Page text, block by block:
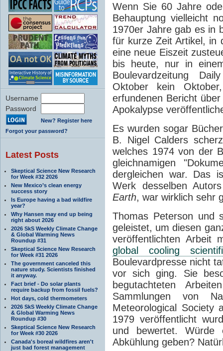
Username
Password
New? Register here
Forgot your password?
Latest Posts
Skeptical Science New Research
for Week #32 2026
New Mexico’s clean energy
success story
Is Europe having a bad wildfire
year?
Why Hansen may end up being
right about 2026
2026 SkS Weekly Climate Change
& Global Warming News
Roundup #31
Skeptical Science New Research
for Week #31 2026
The government canceled this
nature study. Scientists finished
it anyway.
Fact brief - Do solar plants
require backup from fossil fuels?
Hot days, cold thermometers
2026 SkS Weekly Climate Change
& Global Warming News
Roundup #30
Skeptical Science New Research
for Week #30 2026
Canada's boreal wildfires aren't
just bad forest management
Wenn Sie 60 Jahre
Behauptung vielleicht
1970er Jahre gab es in
für kurze Zeit Artikel, in
eine neue Eiszeit
bis heute, nur in
Boulevardzeitung
Oktober kein
erfundenen Bericht
Apokalypse
Es wurden sogar
B. Nigel Calders
welches 1974 von der
gleichnamigen
dergleichen war. Das
Werk desselben
Earth, war wirklich sehr
Thomas Peterson und
geleistet, um diesen
veröffentlichten Arbeit
global cooling
Boulevardpresse nicht
vor sich ging. Sie
begutachteten
Sammlungen von
Meteorological Society
1979 veröffentlicht
und bewertet. Würde
Abkühlung geben?